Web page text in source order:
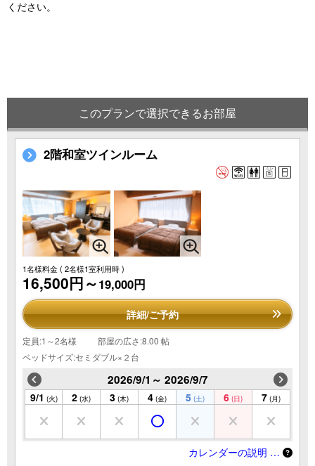
ください。
このプランで選択できるお部屋
2階和室ツインルーム
1名様料金( 2名様1室利用時 )
16,500円～19,000円
詳細/ご予約
定員:1～2名様
部屋の広さ:8.00 帖
ベッドサイズ:セミダブル×２台
2026/9/1～ 2026/9/7
9/1 (火) 2 (水) 3 (木) 4 (金) 5 (土) 6 (日) 7 (月)
カレンダーの説明 …